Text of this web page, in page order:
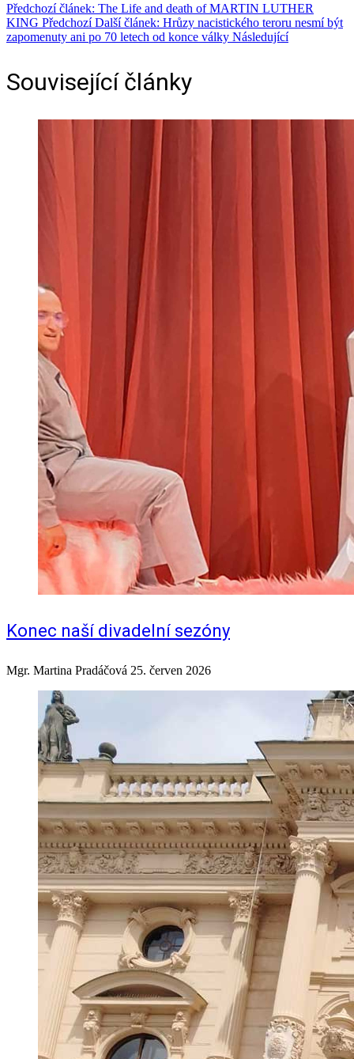
Předchozí článek: The Life and death of MARTIN LUTHER
KING Předchozí Další článek: Hrůzy nacistického teroru nesmí být
zapomenuty ani po 70 letech od konce války Následující
Související články
Konec naší divadelní sezóny
Mgr. Martina Pradáčová 25. červen 2026